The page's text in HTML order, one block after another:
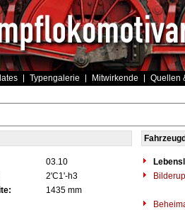
Typengalerie Mitwirkende Quellen
03.10
2'C1'-h3
1435 mm